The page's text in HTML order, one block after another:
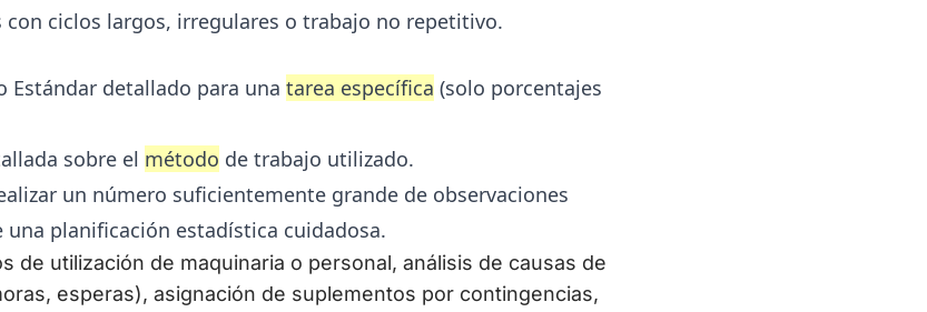
ciclos largos, irregulares o trabajo no repetitivo.
Estándar detallado para una tarea específica (solo porcentajes
sobre el método de trabajo utilizado.
un número suficientemente grande de observaciones
planificación estadística cuidadosa.
de utilización de maquinaria o personal, análisis de causas de
esperas), asignación de suplementos por contingencias,